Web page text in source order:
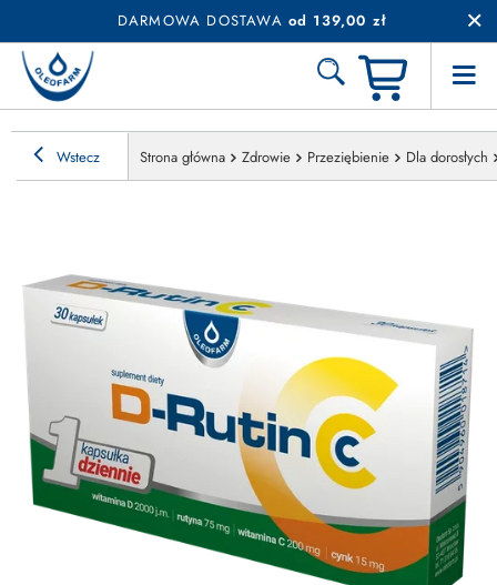
DARMOWA DOSTAWA od 139,00 zł
Wstecz Strona główna Zdrowie Przeziębienie Dla dorosłych